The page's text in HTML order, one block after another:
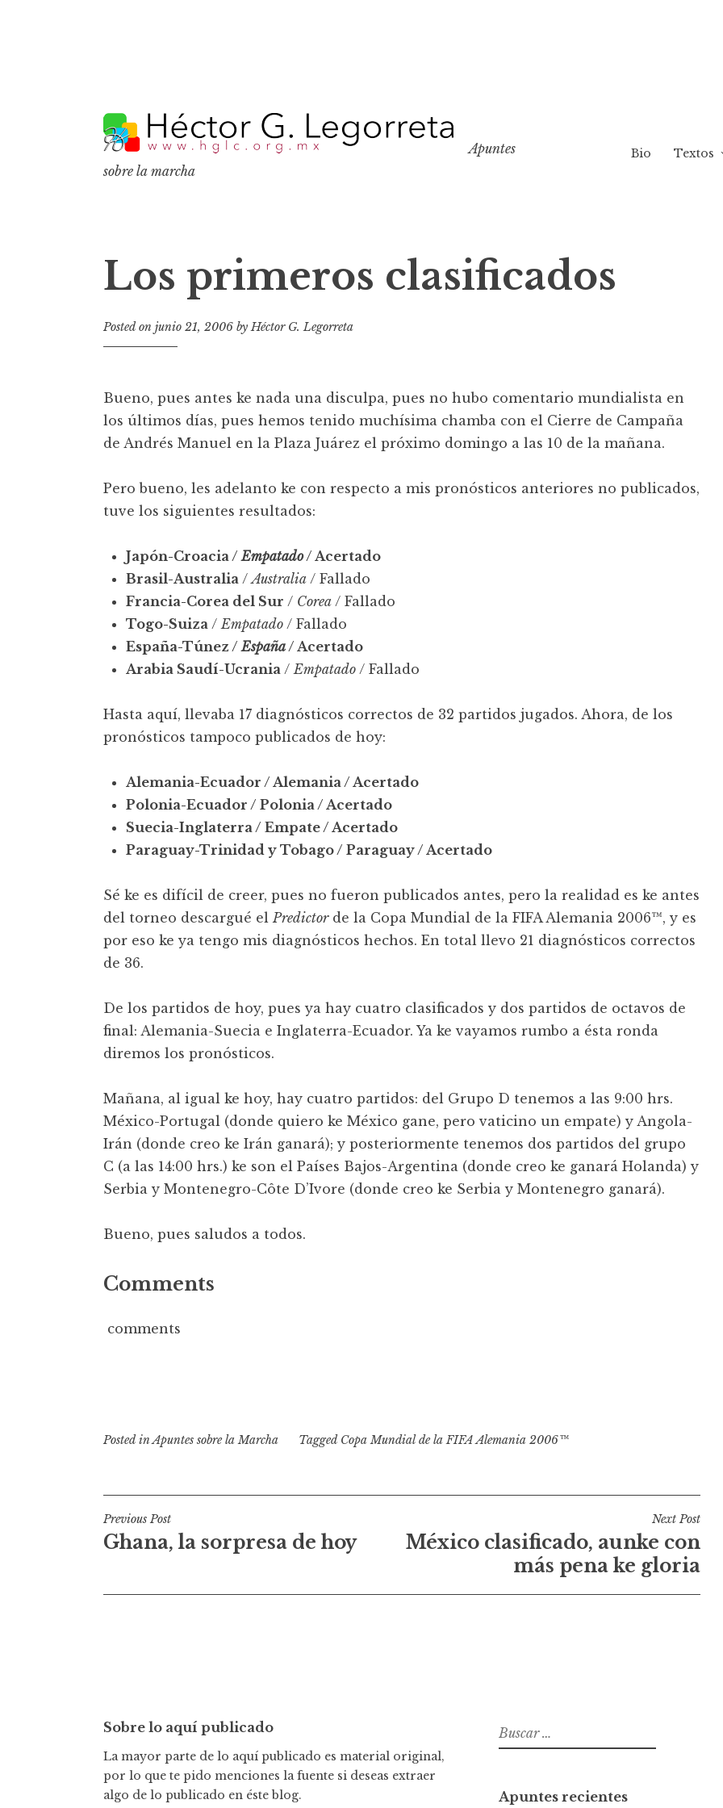
k
i
p
o
n
e
n
Apuntes
sobre la marcha
Bio Textos
Los primeros clasificados
Posted on junio 21, 2006 byHéctor G. Legorreta
Bueno, pues antes ke nada una disculpa, pues no hubo comentario mundialista en
los últimos días, pues hemos tenido muchísima chamba con el Cierre de Campaña
de Andrés Manuel en la Plaza Juárez el próximo domingo a las 10 de la mañana.
Pero bueno, les adelanto ke con respecto a mis pronósticos anteriores no publicados,
tuve los siguientes resultados:
Japón-Croacia /Empatado/ Acertado
Brasil-Australia /Australia / Fallado
Francia-Corea del Sur / Corea / Fallado
Togo-Suiza /Empatado / Fallado
España-Túnez /España/ Acertado
Arabia Saudí-Ucrania /Empatado / Fallado
Hasta aquí, llevaba 17 diagnósticos correctos de 32 partidos jugados. Ahora, de los
pronósticos tampoco publicados de hoy:
Alemania-Ecuador / Alemania / Acertado
Polonia-Ecuador / Polonia / Acertado
Suecia-Inglaterra / Empate / Acertado
Paraguay-Trinidad y Tobago / Paraguay / Acertado
Sé ke es difícil de creer, pues no fueron publicados antes, pero la realidad es ke antes
del torneo descargué elPredictorde la Copa Mundial de la FIFA Alemania 2006™, y es
por eso ke ya tengo mis diagnósticos hechos. En total llevo 21 diagnósticos correctos
de 36.
De los partidos de hoy, pues ya hay cuatro clasificados y dos partidos de octavos de
final: Alemania-Suecia e Inglaterra-Ecuador. Ya ke vayamos rumbo a ésta ronda
diremos los pronósticos.
Mañana, al igual ke hoy, hay cuatro partidos: del Grupo D tenemos a las 9:00 hrs.
México-Portugal (donde quiero ke México gane, pero vaticino un empate) y Angola-
Irán (donde creo ke Irán ganará); y posteriormente tenemos dos partidos del grupo
C (a las 14:00 hrs.) ke son el Países Bajos-Argentina (donde creo ke ganará Holanda) y
Serbia y Montenegro-Côte D’Ivore (donde creo ke Serbia y Montenegro ganará).
Bueno, pues saludos a todos.
Comments
comments
Posted in Apuntes sobre la Marcha Tagged Copa Mundial de la FIFA Alemania 2006™
N
a
i
ó
n
Previous Post
Ghana, la sorpresa de hoy
Next Post
México clasificado, aunke con
más pena ke gloria
Sobre lo aquí publicado
La mayor parte de lo aquí publicado es material original,
por lo que te pido menciones la fuente si deseas extraer
algo de lo publicado en éste blog.
B
u
Apuntes recientes